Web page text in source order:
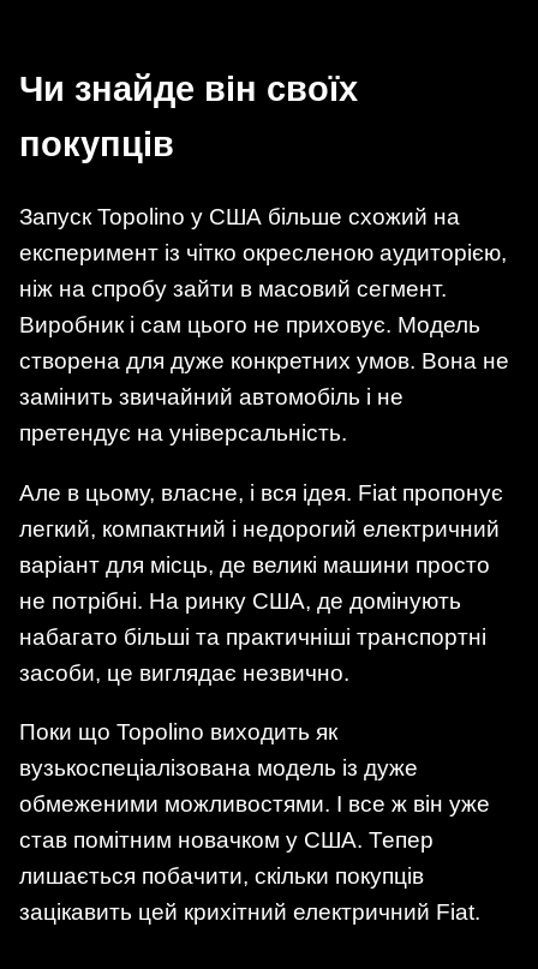
Чи знайде він своїх
покупців
Запуск Topolino у США більше схожий на
експеримент із чітко окресленою аудиторією,
ніж на спробу зайти в масовий сегмент.
Виробник і сам цього не приховує. Модель
створена для дуже конкретних умов. Вона не
замінить звичайний автомобіль і не
претендує на універсальність.
Але в цьому, власне, і вся ідея. Fiat пропонує
легкий, компактний і недорогий електричний
варіант для місць, де великі машини просто
не потрібні. На ринку США, де домінують
набагато більші та практичніші транспортні
засоби, це виглядає незвично.
Поки що Topolino виходить як
вузькоспеціалізована модель із дуже
обмеженими можливостями. І все ж він уже
став помітним новачком у США. Тепер
лишається побачити, скільки покупців
зацікавить цей крихітний електричний Fiat.